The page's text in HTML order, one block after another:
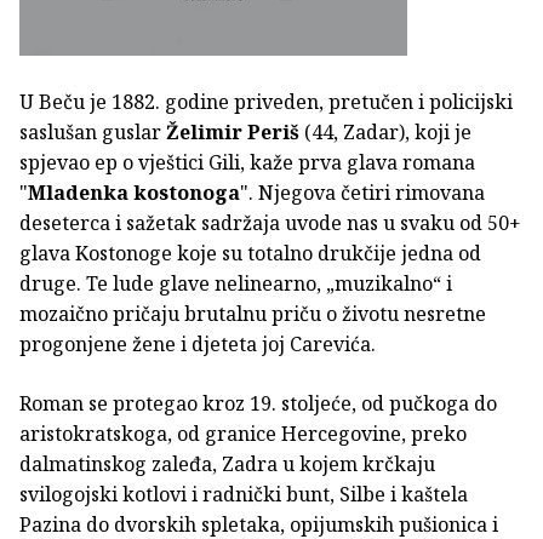
U Beču je 1882. godine priveden, pretučen i policijski
saslušan guslarŽelimir Periš (44, Zadar), koji je
spjevao ep o vještici Gili, kaže prva glava romana
"Mladenka kostonoga". Njegova četiri rimovana
deseterca i sažetak sadržaja uvode nas u svaku od 50+
glava Kostonoge koje su totalno drukčije jedna od
druge. Te lude glave nelinearno, „muzikalno“ i
mozaično pričaju brutalnu priču o životu nesretne
progonjene žene i djeteta joj Carevića.
Roman se protegao kroz 19. stoljeće, od pučkoga do
aristokratskoga, od granice Hercegovine, preko
dalmatinskog zaleđa, Zadra u kojem krčkaju
svilogojski kotlovi i radnički bunt, Silbe i kaštela
Pazina do dvorskih spletaka, opijumskih pušionica i